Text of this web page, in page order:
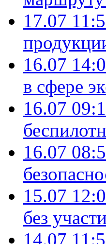
17.07
16.07
в сфере
16.07
16.07
15.07
без
14.07